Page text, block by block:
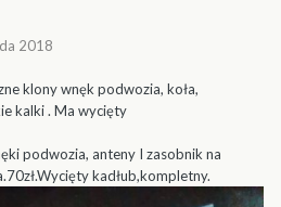
2018
klony wnęk podwozia, koła,
kalki . Ma wycięty
podwozia, anteny I zasobnik na
kadłub,kompletny.